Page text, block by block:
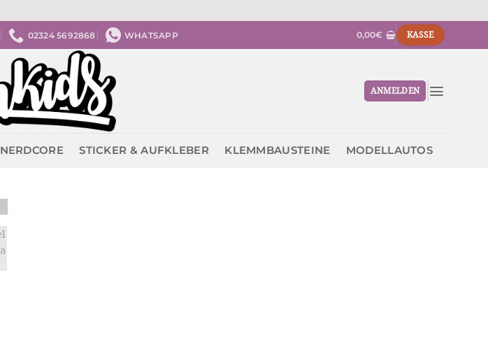
02324 5692868 WHATSAPP 0,00€ KASSE
ANMELDEN
NERDCORE STICKER & AUFKLEBER KLEMMBAUSTEINE MODELLAUTOS